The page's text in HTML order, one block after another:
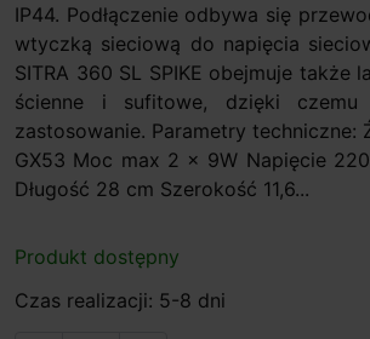
IP44. Podłączenie odbywa się
wtyczką sieciową do napięcia
SITRA 360 SL SPIKE obejmuje także
ścienne i sufitowe, dzięki czemu
zastosowanie. Parametry techniczne:
GX53 Moc max 2 x 9W Napięcie
Długość 28 cm Szerokość 11,6...
Produkt dostępny
Czas realizacji: 5-8 dni